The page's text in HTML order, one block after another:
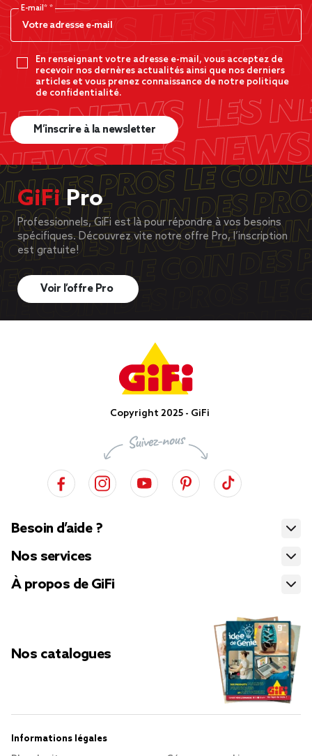
E-mail*
En renseignant votre adresse e-mail, vous acceptez de
recevoir nos dernères actualités ainsi que nos derniers
articles et vous prenez connaissance de notre politique
de confidentialité.
M’inscrire à la newsletter
GiFiPro
Professionnels, GiFi est là pour répondre à vos besoins
spécifiques. Découvrez vite notre offre Pro, l’inscription
est gratuite!
Voir l’offre Pro
Copyright 2025 - GiFi
Besoin d’aide ?
Nos services
À propos de GiFi
Nos catalogues
Informations légales